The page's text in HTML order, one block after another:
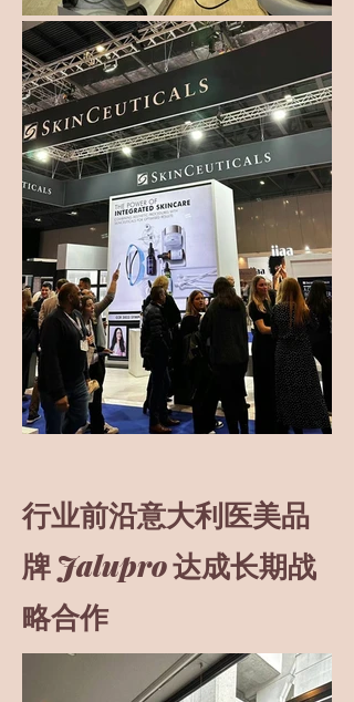
行业前沿意大利医美品
牌​ Jalupro达成长期战
略合作